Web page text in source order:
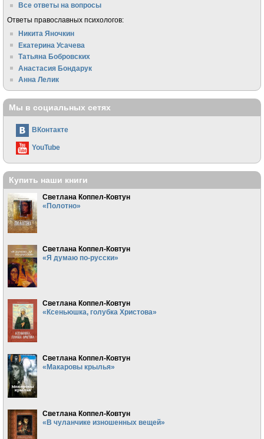
Все ответы на вопросы
Ответы православных психологов:
Никита Яночкин
Екатерина Усачева
Татьяна Бобровских
Анастасия Бондарук
Анна Лелик
Мы в социальных сетях
ВКонтакте
YouTube
Купить наши книги
Светлана Коппел-Ковтун
«Полотно»
Светлана Коппел-Ковтун
«Я думаю по-русски»
Светлана Коппел-Ковтун
«Ксеньюшка, голубка Христова»
Светлана Коппел-Ковтун
«Макаровы крылья»
Светлана Коппел-Ковтун
«В чуланчике изношенных вещей»